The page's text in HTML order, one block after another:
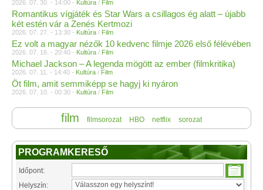
2026. 07. 30. - 14:00 - Kultúra / Film
Romantikus vígjáték és Star Wars a csillagos ég alatt – újabb
két estén vár a Zenés Kertmozi
2026. 07. 27. - 13:30 - Kultúra / Film
Ez volt a magyar nézők 10 kedvenc filmje 2026 első félévében
2026. 07. 16. - 20:40 - Kultúra / Film
Michael Jackson – A legenda mögött az ember (filmkritika)
2026. 07. 11. - 14:40 - Kultúra / Film
Öt film, amit semmiképp se hagyj ki nyáron
2026. 07. 10. - 00:30 - Kultúra / Film
film filmsorozat HBO netflix sorozat
PROGRAMKERESŐ
Időpont:
Helyszín: